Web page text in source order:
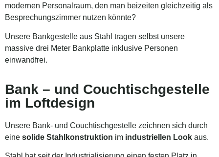
modernen Personalraum, den man beizeiten gleichzeitig als
Besprechungszimmer nutzen könnte?
Unsere Bankgestelle aus Stahl tragen selbst unsere
massive drei Meter Bankplatte inklusive Personen
einwandfrei.
Bank – und Couchtischgestelle
im Loftdesign
Unsere Bank- und Couchtischgestelle zeichnen sich durch
eine solide Stahlkonstruktion im industriellen Look aus.